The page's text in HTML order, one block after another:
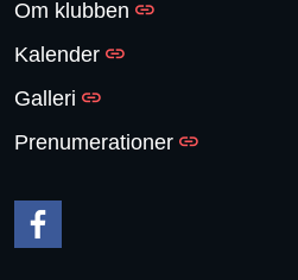
Om klubben
Kalender
Galleri
Prenumerationer